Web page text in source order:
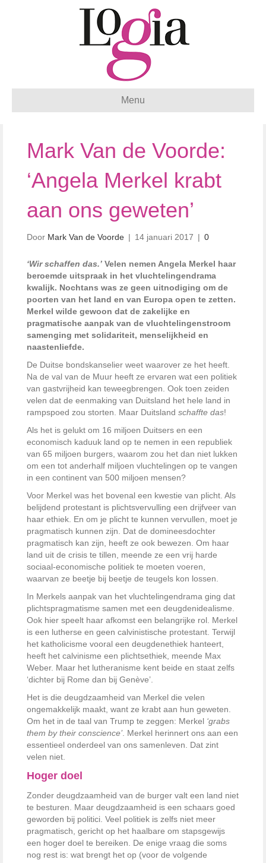
Menu
Mark Van de Voorde:
‘Angela Merkel krabt
aan ons geweten’
Door Mark Van de Voorde | 14 januari 2017 | 0
‘Wir schaffen das.’ Velen nemen Angela Merkel haar
beroemde uitspraak in het vluchtelingendrama
kwalijk. Nochtans was ze geen uitnodiging om de
poorten van het land en van Europa open te zetten.
Merkel wilde gewoon dat de zakelijke en
pragmatische aanpak van de vluchtelingenstroom
samenging met solidariteit, menselijkheid en
naastenliefde.
De Duitse bondskanselier weet waarover ze het heeft.
Na de val van de Muur heeft ze ervaren wat een politiek
van gastvrijheid kan teweegbrengen. Ook toen zeiden
velen dat de eenmaking van Duitsland het hele land in
rampspoed zou storten. Maar Duitsland schaffte das!
Als het is gelukt om 16 miljoen Duitsers en een
economisch kaduuk land op te nemen in een republiek
van 65 miljoen burgers, waarom zou het dan niet lukken
om een tot anderhalf miljoen vluchtelingen op te vangen
in een continent van 500 miljoen mensen?
Voor Merkel was het bovenal een kwestie van plicht. Als
belijdend protestant is plichtsvervulling een drijfveer van
haar ethiek. En om je plicht te kunnen vervullen, moet je
pragmatisch kunnen zijn. Dat de domineesdochter
pragmatisch kan zijn, heeft ze ook bewezen. Om haar
land uit de crisis te tillen, meende ze een vrij harde
sociaal-economische ­politiek te moeten voeren,
waarvan ze beetje bij beetje de teugels kon ­lossen.
In Merkels aanpak van het vluchtelingendrama ging dat
plichts­pragmatisme samen met een deugdenidealisme.
Ook hier speelt haar afkomst een belangrijke rol. Merkel
is een lutherse en geen calvinistische protestant. Terwijl
het katholicisme vooral een deugdenethiek hanteert,
heeft het calvinisme een plichtsethiek, meende Max
Weber. Maar het lutheranisme kent beide en staat zelfs
‘dichter bij Rome dan bij ­Genève’.
Het is die deugdzaamheid van Merkel die velen
ongemakkelijk maakt, want ze krabt aan hun geweten.
Om het in de taal van Trump te zeggen: Merkel ‘grabs
them by their conscience’. Merkel herinnert ons aan een
essentieel onderdeel van ons samenleven. Dat zint
velen niet.
Hoger doel
Zonder deugdzaamheid van de burger valt een land niet
te besturen. Maar deugdzaamheid is een schaars goed
geworden bij politici. Veel politiek is zelfs niet meer
pragmatisch, gericht op het haalbare om stapsgewijs
een hoger doel te bereiken. De enige vraag die soms
nog rest is: wat brengt het op (voor de volgende